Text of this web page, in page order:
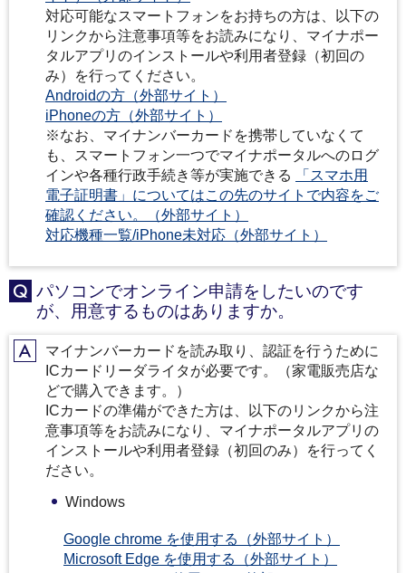
対応可能なスマートフォンをお持ちの方は、以下の
リンクから注意事項等をお読みになり、マイナポー
タルアプリのインストールや利用者登録（初回の
み）を行ってください。
Androidの方（外部サイト）
iPhoneの方（外部サイト）
※なお、マイナンバーカードを携帯していなくて
も、スマートフォン一つでマイナポータルへのログ
インや各種行政手続き等が実施できる
「スマホ用
電子証明書」についてはこの先のサイトで内容をご
確認ください。（外部サイト）
対応機種一覧/iPhone未対応（外部サイト）
Q
パソコンでオンライン申請をしたいのです
が、用意するものはありますか。
Aマイナンバーカードを読み取り、認証を行うために
ICカードリーダライタが必要です。（家電販売店な
どで購入できます。）
ICカードの準備ができた方は、以下のリンクから注
意事項等をお読みになり、マイナポータルアプリの
インストールや利用者登録（初回のみ）を行ってく
ださい。
Windows
Google chrome を使用する（外部サイト）
Microsoft Edge を使用する（外部サイト）